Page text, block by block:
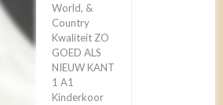
World, &
Country
Kwaliteit ZO
GOED ALS
NIEUW KANT
1 A1
Kinderkoor